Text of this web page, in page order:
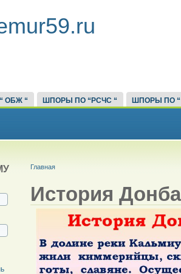
ОБЖ “ ШПОРЫ ПО “РСЧС “ ШПОРЫ ПО “
Главная
История